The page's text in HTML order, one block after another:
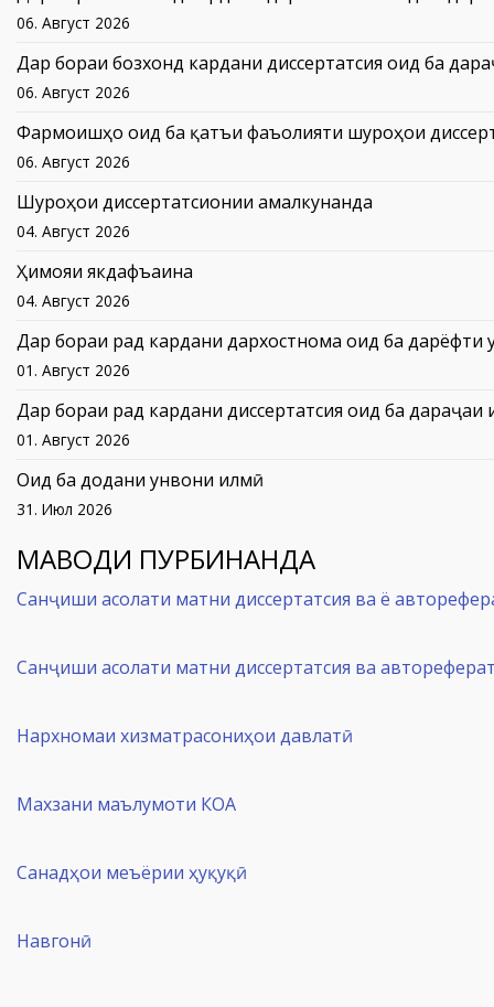
Дар бораи бозхонд кардани диссертатсия оид ба
06. Август 2026
Фармоишҳо оид ба қатъи фаъолияти шуроҳои
06. Август 2026
Шуроҳои диссертатсионии амалкунанда
04. Август 2026
Ҳимояи якдафъаина
04. Август 2026
Дар бораи рад кардани дархостнома оид ба дарёфти
01. Август 2026
Дар бораи рад кардани диссертатсия оид ба дараҷаи
01. Август 2026
Оид ба додани унвони илмӣ
31. Июл 2026
МАВОДИ ПУРБИНАНДА
Санҷиши асолати матни диссертатсия ва
Нархномаи хизматрасониҳои давлатӣ
Махзани маълумоти КОА
Санадҳои меъёрии ҳуқуқӣ
Навгонӣ